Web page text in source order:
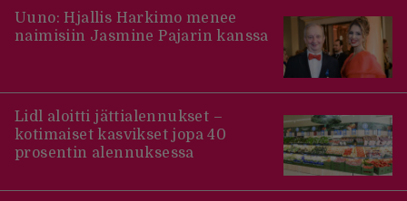
Uuno: Hjallis Harkimo menee
naimisiin Jasmine Pajarin kanssa
Lidl aloitti jättialennukset –
kotimaiset kasvikset jopa 40
prosentin alennuksessa